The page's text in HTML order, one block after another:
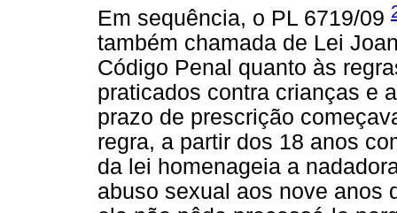
Em sequência, o PL 6719/09
também chamada de Lei
Código Penal quanto às
praticados contra crianças e
prazo de prescrição
regra, a partir dos 18 anos
da lei homenageia a
abuso sexual aos nove anos